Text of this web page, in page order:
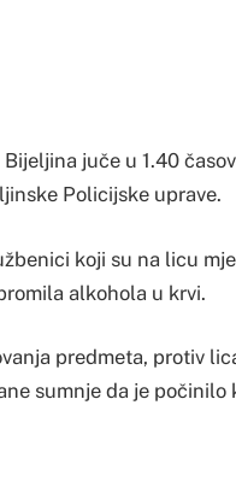
juče u 1.40
Policijske uprave.
koji su na licu
alkohola u krvi.
predmeta, protiv
sumnje da je počinilo